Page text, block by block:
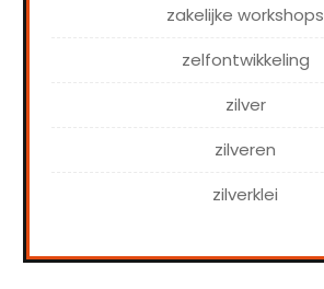
zakelijke workshops
zelfontwikkeling
zilver
zilveren
zilverklei